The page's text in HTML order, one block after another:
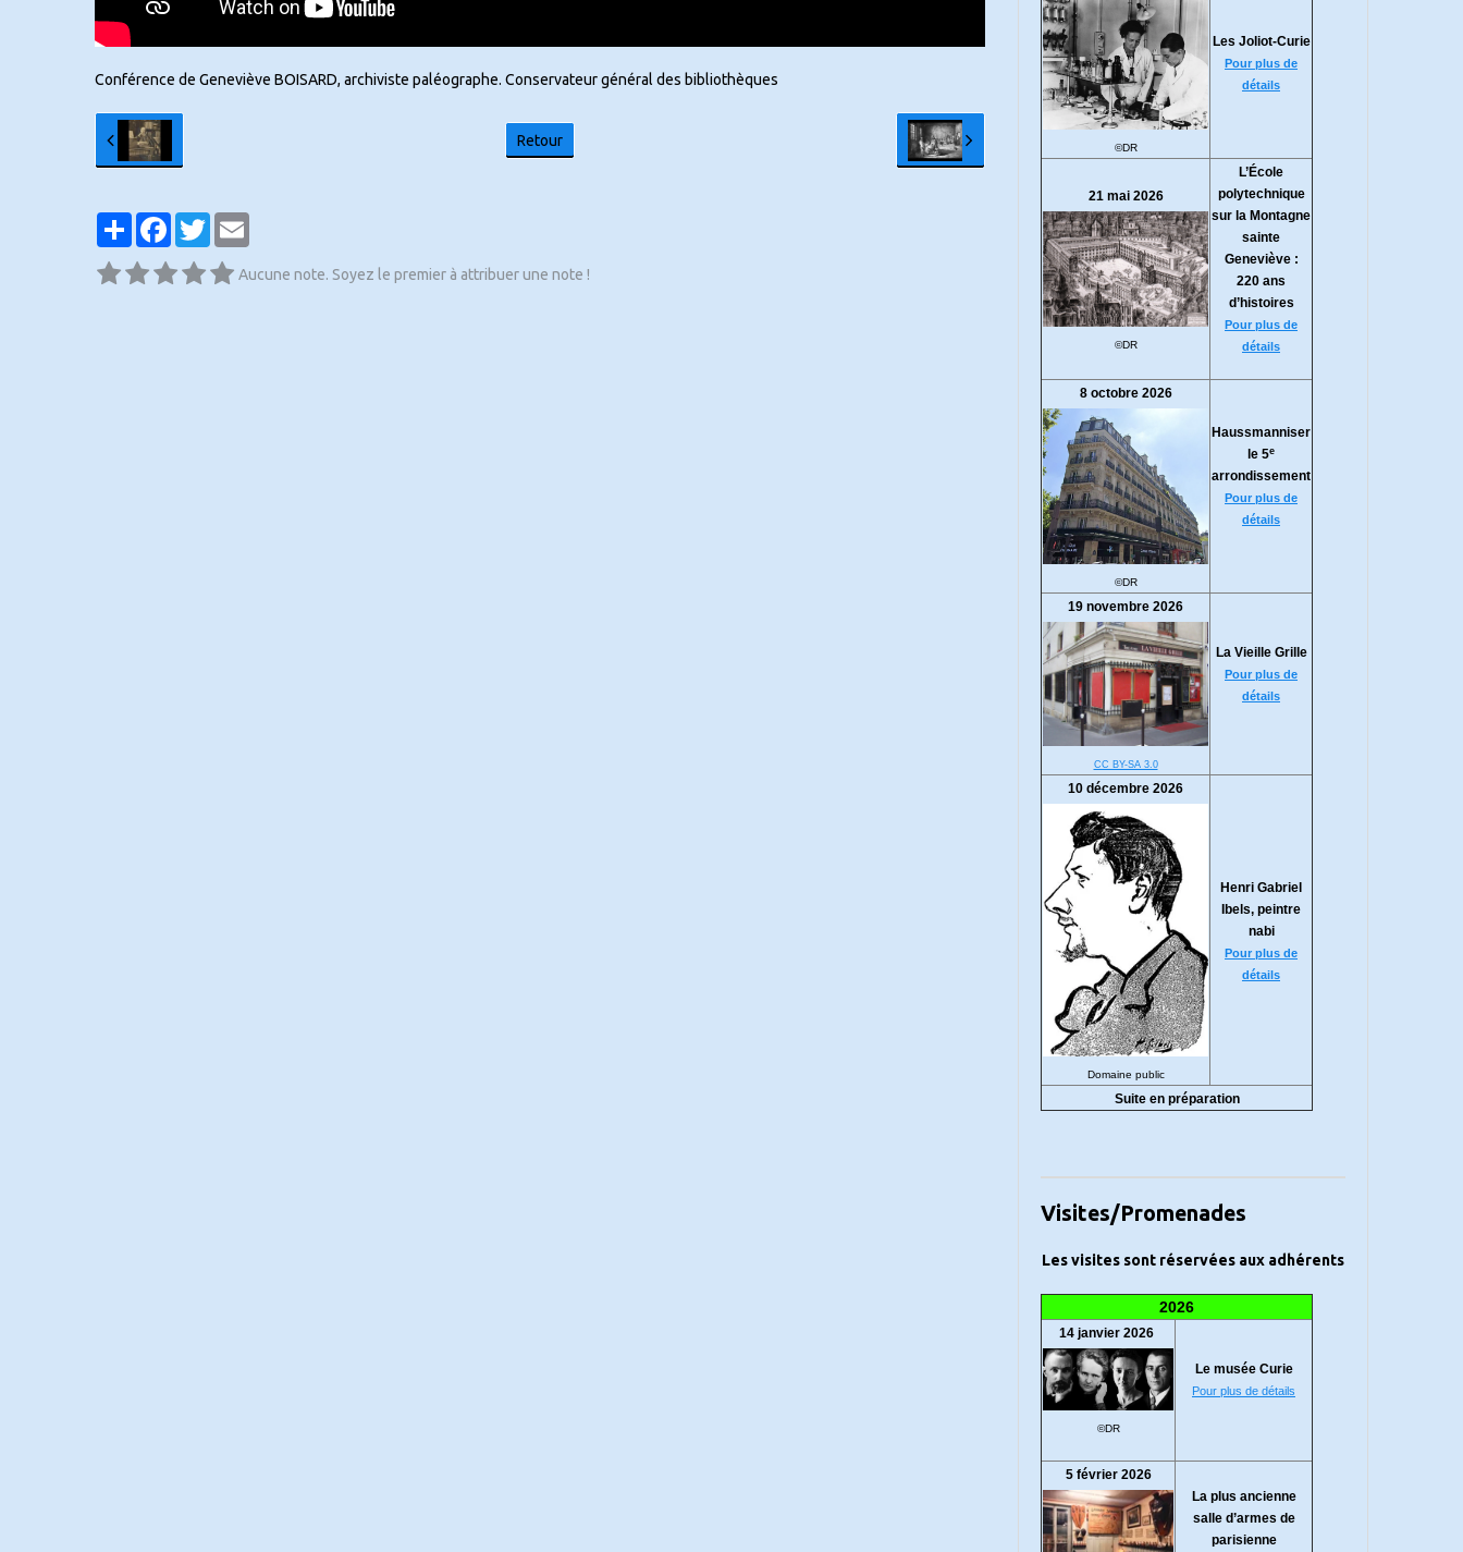
Conférence de Geneviève BOISARD, archiviste paléographe. Conservateur général des bibliothèques
Retour
PartagerFacebook
Twitter
Aucune note. Soyez le premier à attribuer une note !
©DR
Les Joliot-Curie
Pour plus de
détails
21 mai 2026
©DR
L’École
polytechnique
sur la Montagne
sainte
Geneviève :
220 ans
d’histoires
Pour plus de
détails
8 octobre 2026
©DR
Haussmanniser
le 5e
arrondissement
Pour plus de
détails
19 novembre 2026
CC BY-SA 3.0
La Vieille Grille
Pour plus de
détails
10 décembre 2026
Domaine public
Henri Gabriel
Ibels, peintre
nabi
Pour plus de
détails
Suite en préparation
Visites/Promenades
Les visites sont réservées aux adhérents
2026
14 janvier 2026
©DR
Le musée Curie
Pour plus de détails
5 février 2026
La plus ancienne
salle d’armes de
parisienne